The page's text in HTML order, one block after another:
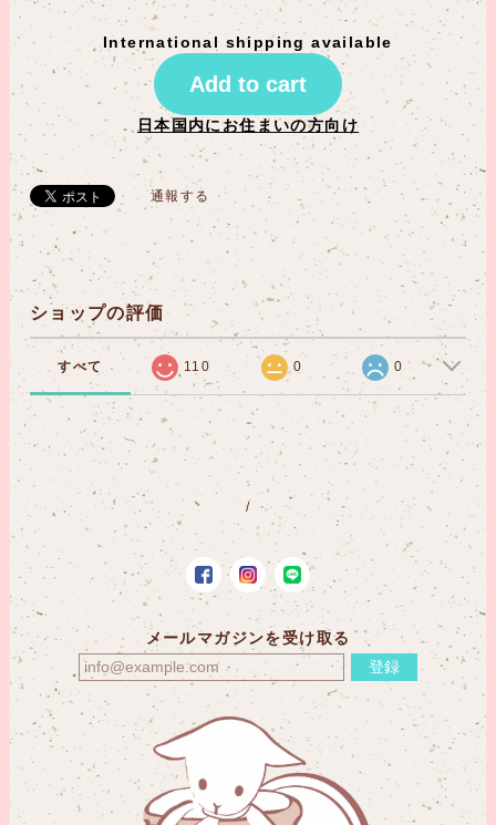
International shipping available
Add to cart
日本国内にお住まいの方向け
通報する
ショップの評価
すべて 110 0 0
メールマガジンを受け取る
登録